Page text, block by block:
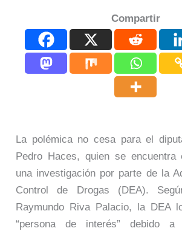
Compartir
La polémica no cesa para el
Pedro Haces, quien se
una investigación por parte de la
Control de Drogas (DEA).
Raymundo Riva Palacio, la DEA
“persona de interés” debido a